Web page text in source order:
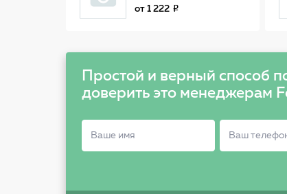
игольчатый
от 1 222
Простой и верный способ
доверить это менеджерам